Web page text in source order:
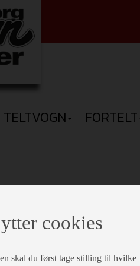
TELTVOGN FORTELT
heater
cookies
skal du først tage stilling til hvilke